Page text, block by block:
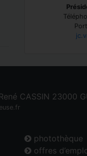
CASSIN 23000
photothèque
offres